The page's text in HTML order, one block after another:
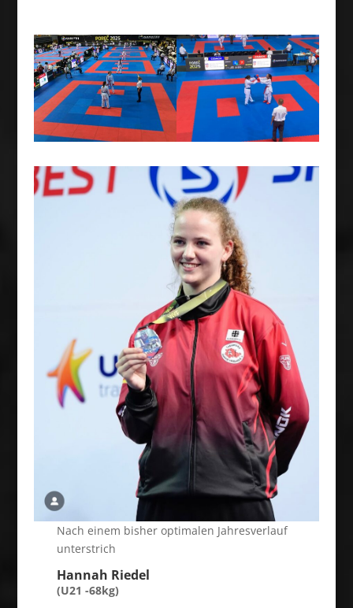
Nach einem bisher optimalen Jahresverlauf
unterstrich
Hannah Riedel
(U21 -68kg)